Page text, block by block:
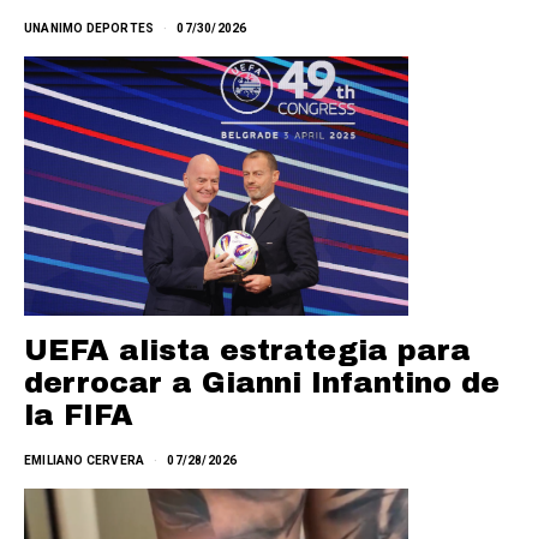
UNANIMO DEPORTES 07/30/2026
UEFA alista estrategia para
derrocar a Gianni Infantino de
la FIFA
EMILIANO CERVERA 07/28/2026